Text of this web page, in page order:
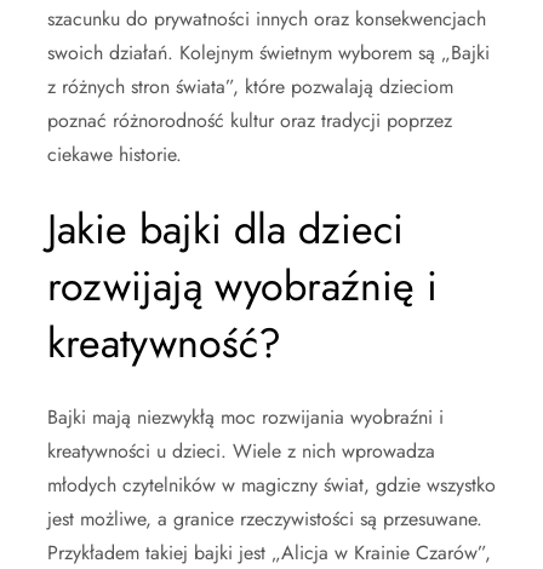
szacunku do prywatności innych oraz konsekwencjach
swoich działań. Kolejnym świetnym wyborem są „Bajki
z różnych stron świata”, które pozwalają dzieciom
poznać różnorodność kultur oraz tradycji poprzez
ciekawe historie.
Jakie bajki dla dzieci
rozwijają wyobraźnię i
kreatywność?
Bajki mają niezwykłą moc rozwijania wyobraźni i
kreatywności u dzieci. Wiele z nich wprowadza
młodych czytelników w magiczny świat, gdzie wszystko
jest możliwe, a granice rzeczywistości są przesuwane.
Przykładem takiej bajki jest „Alicja w Krainie Czarów”,